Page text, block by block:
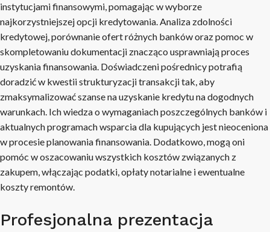
instytucjami finansowymi, pomagając w wyborze
najkorzystniejszej opcji kredytowania. Analiza zdolności
kredytowej, porównanie ofert różnych banków oraz pomoc w
skompletowaniu dokumentacji znacząco usprawniają proces
uzyskania finansowania. Doświadczeni pośrednicy potrafią
doradzić w kwestii strukturyzacji transakcji tak, aby
zmaksymalizować szanse na uzyskanie kredytu na dogodnych
warunkach. Ich wiedza o wymaganiach poszczególnych banków i
aktualnych programach wsparcia dla kupujących jest nieoceniona
w procesie planowania finansowania. Dodatkowo, mogą oni
pomóc w oszacowaniu wszystkich kosztów związanych z
zakupem, włączając podatki, opłaty notarialne i ewentualne
koszty remontów.
Profesjonalna prezentacja